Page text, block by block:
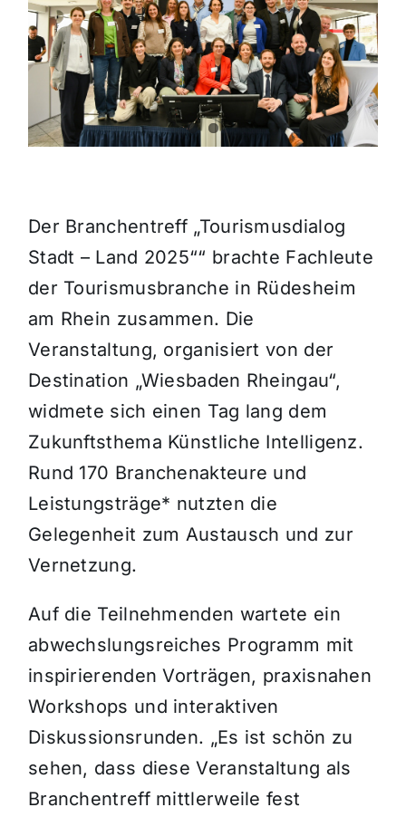
Themen und Termine
Gewinnspiele
Der Branchentreff „Tourismusdialog
Stadt – Land 2025““ brachte Fachleute
der Tourismusbranche in Rüdesheim
am Rhein zusammen. Die
Veranstaltung, organisiert von der
Destination „Wiesbaden Rheingau“,
widmete sich einen Tag lang dem
Zukunftsthema Künstliche Intelligenz.
Rund 170 Branchenakteure und
Leistungsträge* nutzten die
Gelegenheit zum Austausch und zur
Vernetzung.
Auf die Teilnehmenden wartete ein
abwechslungsreiches Programm mit
inspirierenden Vorträgen, praxisnahen
Workshops und interaktiven
Diskussionsrunden. „Es ist schön zu
sehen, dass diese Veranstaltung als
Branchentreff mittlerweile fest